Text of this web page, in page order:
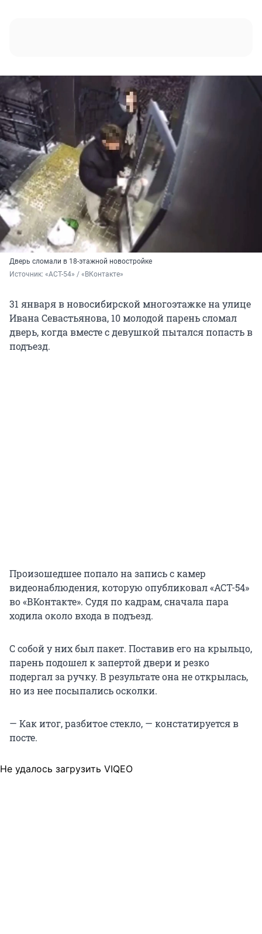
Дверь сломали в 18-этажной новостройке
Источник: «АСТ-54» / «ВКонтакте»
31 января в новосибирской многоэтажке на улице
Ивана Севастьянова, 10 молодой парень сломал
дверь, когда вместе с девушкой пытался попасть в
подъезд.
Произошедшее попало на запись с камер
видеонаблюдения, которую опубликовал «АСТ-54»
во «ВКонтакте». Судя по кадрам, сначала пара
ходила около входа в подъезд.
С собой у них был пакет. Поставив его на крыльцо,
парень подошел к запертой двери и резко
подергал за ручку. В результате она не открылась,
но из нее посыпались осколки.
— Как итог, разбитое стекло, — констатируется в
посте.
Не удалось загрузить VIQEO